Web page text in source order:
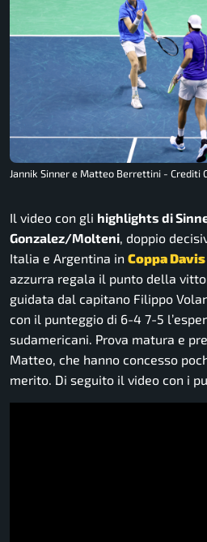
Jannik Sinner e Matteo Berrettini - Crediti
Il video con gli highlights di
Gonzalez/Molteni, doppio
Italia e Argentina in Coppa
azzurra regala il punto della
guidata dal capitano Filippo
con il punteggio di 6-4 7-5
sudamericani. Prova matura e
Matteo, che hanno concesso
merito. Di seguito il video con i